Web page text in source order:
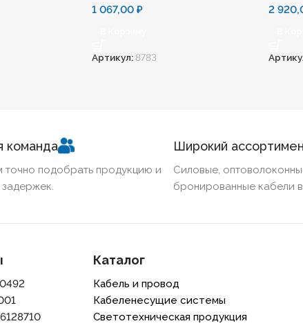
1 067,00 ₽
Артикул:8783
2
команда
точно подобрать продукцию и
Широкий
Силовые,
бронированные кабели
Каталог
Кабель и провод
Кабеленесущие системы
Светотехническая продукция